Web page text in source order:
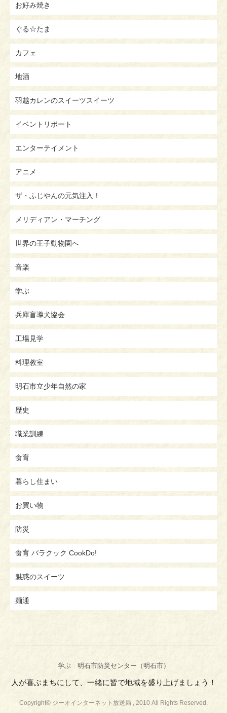
お好み焼き
ぐる☆たま
カフェ
地酒
羽越カレンのスイーツスイーツ
イベントリポート
エンターテイメント
アニメ
ザ・ふじやんの元気注入！
メリディアン・マーチング
世界の王子動物園へ
音楽
学ぶ
兵庫盲導犬協会
工場見学
料理教室
明石市立少年自然の家
歴史
職業訓練
食育
暮らし住まい
お買い物
防災
食育 バラクック CookDo!
魅惑のスイーツ
麺通
学ぶ 明石市防災センター（明石市）
人が喜ぶまちにして、一緒に皆で地域を盛り上げましょう！
Copyright© ジーオインターネット放送局 , 2010 All Rights Reserved.